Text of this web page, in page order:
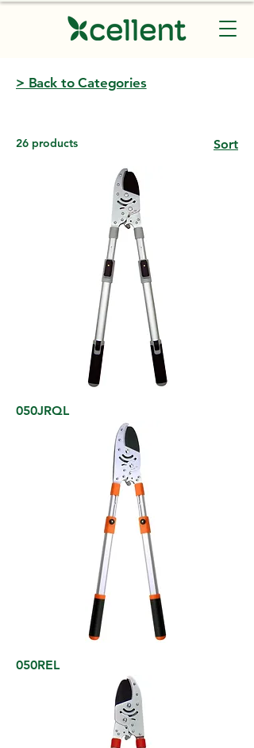
> Back to Categories
26 products Sort
050JRQL
050REL